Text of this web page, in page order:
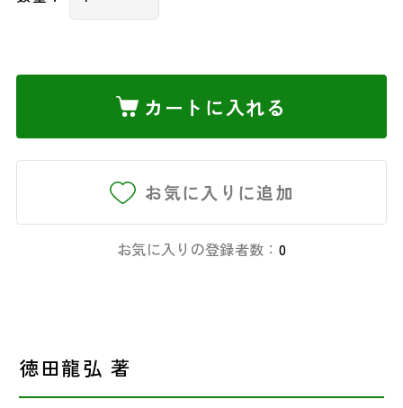
カートに入れる
お気に入りに追加
お気に入りの登録者数： 0
徳田龍弘 著